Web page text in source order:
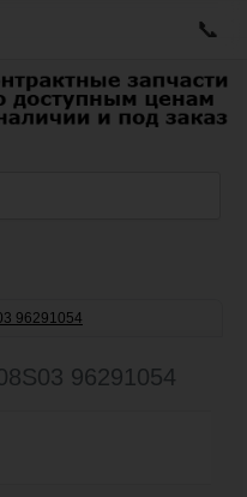
📞
96291054
96291054